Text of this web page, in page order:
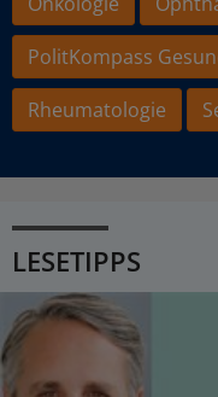
PolitKompass
Rheumatologie
LESETIPPS